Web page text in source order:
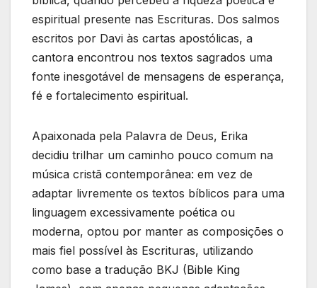
espiritual presente nas Escrituras. Dos salmos
escritos por Davi às cartas apostólicas, a
cantora encontrou nos textos sagrados uma
fonte inesgotável de mensagens de esperança,
fé e fortalecimento espiritual.
Apaixonada pela Palavra de Deus, Erika
decidiu trilhar um caminho pouco comum na
música cristã contemporânea: em vez de
adaptar livremente os textos bíblicos para uma
linguagem excessivamente poética ou
moderna, optou por manter as composições o
mais fiel possível às Escrituras, utilizando
como base a tradução BKJ (Bible King